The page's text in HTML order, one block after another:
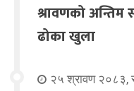
श्रावणको अन्तिम
ढोका खुला
२५ श्रावण २०८३,